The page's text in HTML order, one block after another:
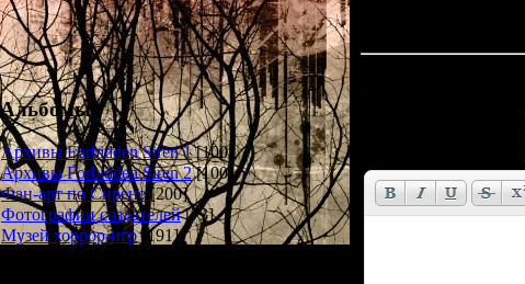
Альбомы
Архивы Forbidden Siren 1 [100]
Архивы Forbidden Siren 2 [100]
Фан-арт по Сирене [200]
Фотографии создателей [73]
Музей хоррор-игр
[191]